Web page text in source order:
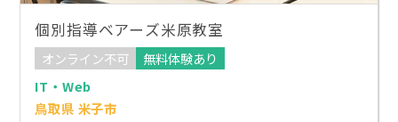
個別指導ベアーズ米原教室
オンライン不可
無料体験あり
IT・Web
鳥取県 米子市